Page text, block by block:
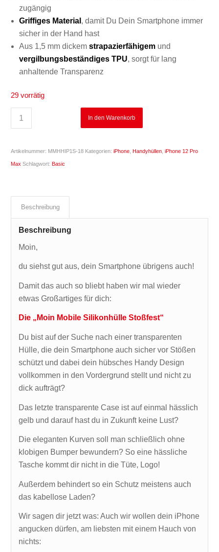
zugängig
Griffiges Material , damit Du Dein Smartphone immer
sicher in der Hand hast
Aus 1,5 mm dickemstrapazierfähigem und
vergilbungsbeständiges TPU, sorgt für lang
anhaltende Transparenz
29 vorrätig
In den Warenkorb
Artikelnummer: MMHHIP1S-18 Kategorien:iPhone ,Handyhüllen ,iPhone 12 Pro
Max Schlagwort:Basic
Beschreibung
Beschreibung
Moin,
du siehst gut aus, dein Smartphone übrigens auch!
Damit das auch so bliebt haben wir mal wieder
etwas Großartiges für dich:
Die „Moin Mobile Silikonhülle Stoßfest“
Du bist auf der Suche nach einer transparenten
Hülle, die dein Smartphone auch sicher vor Stößen
schützt und dabei dein hübsches Handy Design
vollkommen in den Vordergrund stellt und nicht zu
dick aufträgt?
Das letzte transparente Case ist auf einmal hässlich
gelb und darauf hast du in Zukunft keine Lust?
Die eleganten Kurven soll man schließlich ohne
klobigen Bumper bewundern? So eine hässliche
Tasche kommt dir nicht in die Tüte, Logo!
Außerdem behindert so ein Schutz meistens auch
das kabellose Laden?
Wir sagen dir jetzt was: Auch wir wollen dein iPhone
angucken dürfen, am liebsten mit einem Hauch von
nichts: